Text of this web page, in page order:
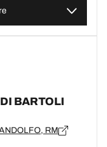
BARTOLI
RM